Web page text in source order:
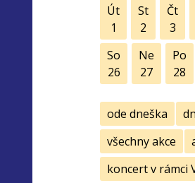
Út
1
St
2
Čt
3
So
26
Ne
27
Po
28
ode dneška
všechny akce
koncert v rámci